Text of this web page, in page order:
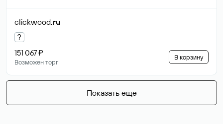
clickwood.ru
?
151 067 ₽
Возможен торг
В корзину
Показать еще